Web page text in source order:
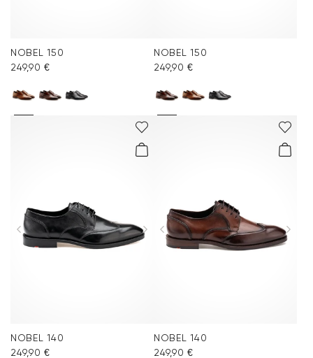
NOBEL 150
249,90 €
NOBEL 150
249,90 €
NOBEL 140
249,90 €
NOBEL 140
249,90 €